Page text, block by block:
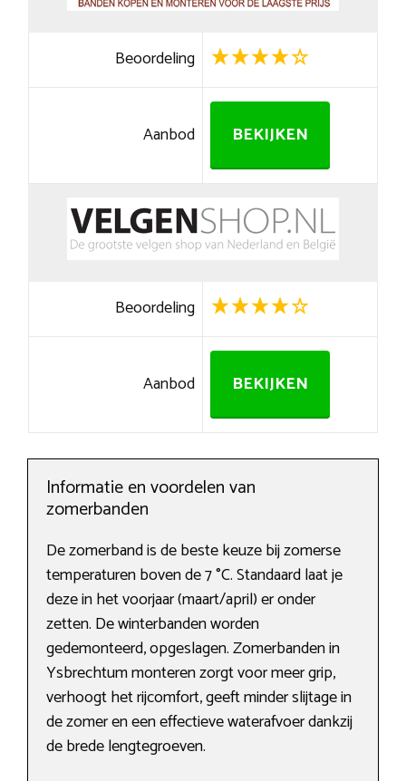
Beoordeling
Aanbod BEKIJKEN
Beoordeling
Aanbod BEKIJKEN
Informatie en voordelen van
zomerbanden
De zomerband is de beste keuze bij zomerse
temperaturen boven de 7 °C. Standaard laat je
deze in het voorjaar (maart/april) er onder
zetten. De winterbanden worden
gedemonteerd, opgeslagen. Zomerbanden in
Ysbrechtum monteren zorgt voor meer grip,
verhoogt het rijcomfort, geeft minder slijtage in
de zomer en een effectieve waterafvoer dankzij
de brede lengtegroeven.